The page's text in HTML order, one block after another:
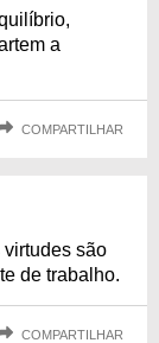
a
COMPARTILHAR
são
de trabalho.
COMPARTILHAR